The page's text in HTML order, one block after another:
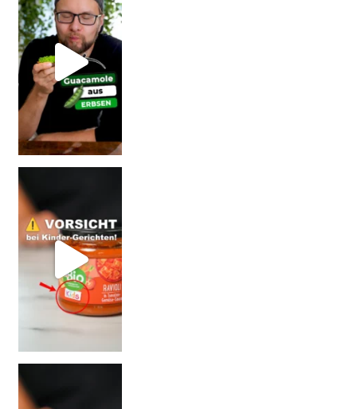
Vorsicht: Fallt nicht auf Kinder-Gerichte rein!
= BESSER?
Falsch gedacht!
W